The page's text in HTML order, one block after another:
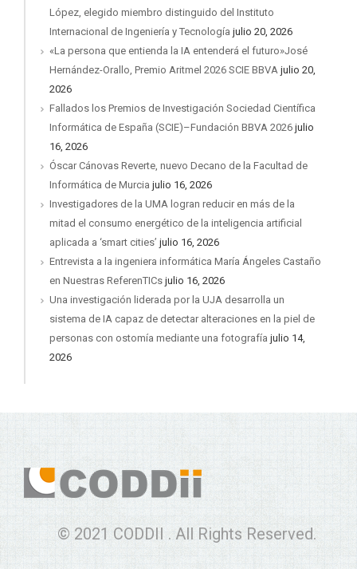
López, elegido miembro distinguido del Instituto
Internacional de Ingeniería y Tecnología julio 20, 2026
«La persona que entienda la IA entenderá el futuro»José
Hernández-Orallo, Premio Aritmel 2026 SCIE BBVA julio 20,
2026
Fallados los Premios de Investigación Sociedad Científica
Informática de España (SCIE)–Fundación BBVA 2026 julio
16, 2026
Óscar Cánovas Reverte, nuevo Decano de la Facultad de
Informática de Murcia julio 16, 2026
Investigadores de la UMA logran reducir en más de la
mitad el consumo energético de la inteligencia artificial
aplicada a ‘smart cities’ julio 16, 2026
Entrevista a la ingeniera informática María Ángeles Castaño
en Nuestras ReferenTICs julio 16, 2026
Una investigación liderada por la UJA desarrolla un
sistema de IA capaz de detectar alteraciones en la piel de
personas con ostomía mediante una fotografía julio 14,
2026
© 2021 CODDII . All Rights Reserved.